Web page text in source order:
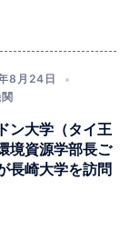
8月24日
ン大学（タイ王
境資源学部長ご
長崎大学を訪問